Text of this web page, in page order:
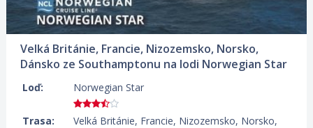
Velká Británie, Francie, Nizozemsko, Norsko,
Dánsko ze Southamptonu na lodi Norwegian Star
Loď: Norwegian Star
Trasa:
Velká Británie, Francie, Nizozemsko, Norsko,